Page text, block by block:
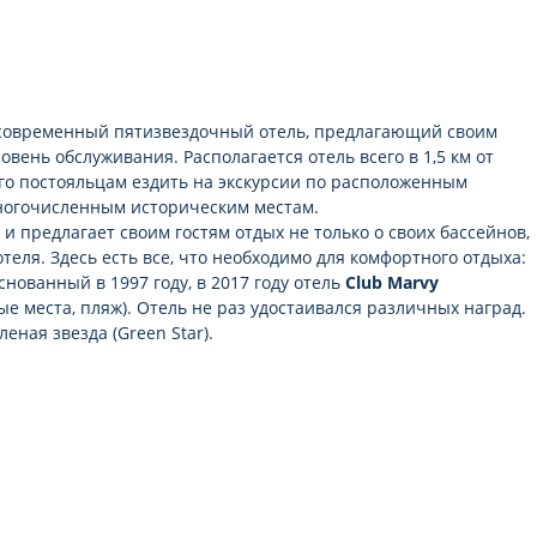
пятизвездочный отель, предлагающий своим
обслуживания. Располагается отель всего в 1,5 км от
постояльцам ездить на экскурсии по расположенным
историческим местам.
предлагает своим гостям отдых не только о своих бассейнов,
Здесь есть все, что необходимо для комфортного отдыха:
в 1997 году, в 2017 году отель Club Marvy
места, пляж). Отель не раз удостаивался различных наград.
звезда (Green Star).